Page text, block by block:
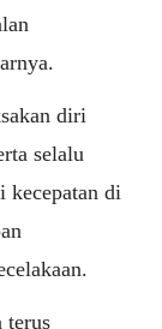
diri
selalu
kecepatan di
terus